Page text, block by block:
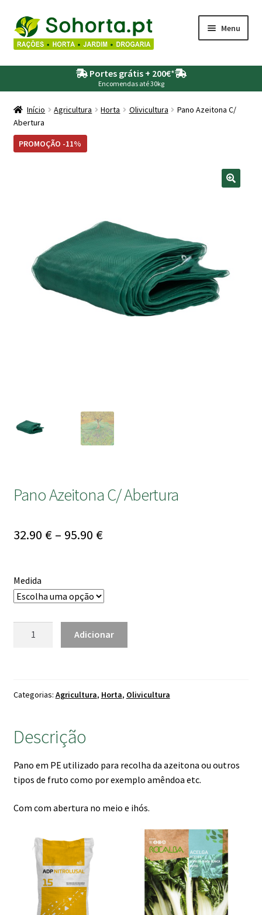
Ir
para
a
navegação
Saltar
para
o
conteúdo
Menu
Agricultura
Drogaria
Rega
Portes grátis + 200€*
Encomendas até 30kg
Início Agricultura Horta Olivicultura
Pano Azeitona C/
Abertura
PROMOÇÃO -11%
Pano Azeitona C/ Abertura
32.90 € – 95.90 €Price
95.90 €
Medida
Abertura
Adicionar
Categorias: Agricultura, Horta, Olivicultura
Descrição
Pano em PE utilizado para recolha da azeitona ou outros
tipos de fruto como por exemplo amêndoa etc.
Com com abertura no meio e ihós.
product
multiple
variants.